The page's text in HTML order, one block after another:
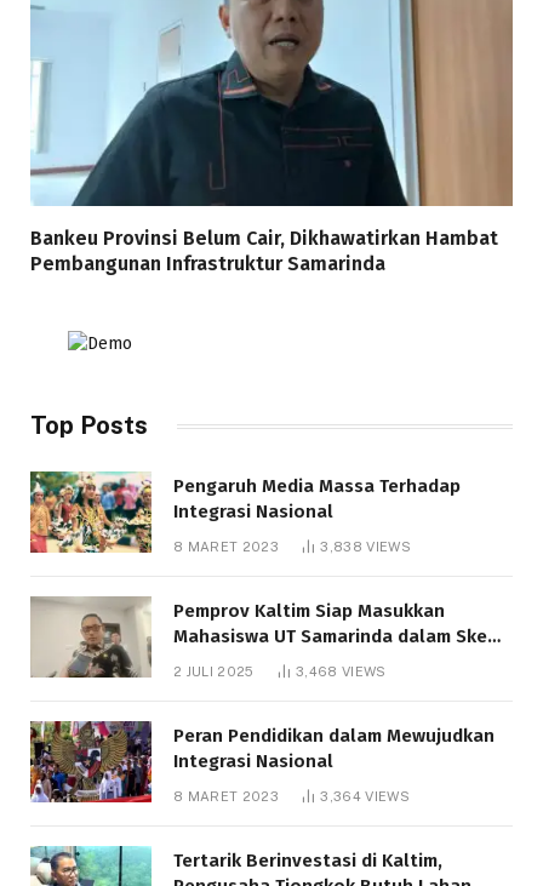
Bankeu Provinsi Belum Cair, Dikhawatirkan Hambat
Pembangunan Infrastruktur Samarinda
Top Posts
Pengaruh Media Massa Terhadap
Integrasi Nasional
8 MARET 2023 3,838VIEWS
Pemprov Kaltim Siap Masukkan
Mahasiswa UT Samarinda dalam Skema
Bantuan Pendidikan Gratispol
2 JULI 2025 3,468 VIEWS
Peran Pendidikan dalam Mewujudkan
Integrasi Nasional
8 MARET 2023 3,364VIEWS
Tertarik Berinvestasi di Kaltim,